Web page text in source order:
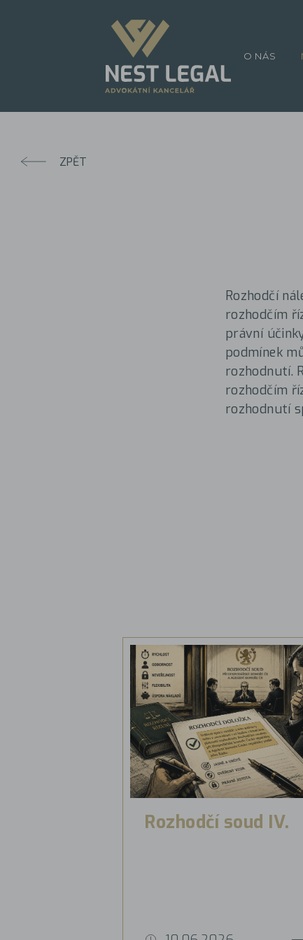
ZPĚT
Rozhodčí
rozhodčím
právní
podmínek
rozhodnutí.
rozhodčím
rozhodnutí
Rozhodčí soud IV.
O NÁS